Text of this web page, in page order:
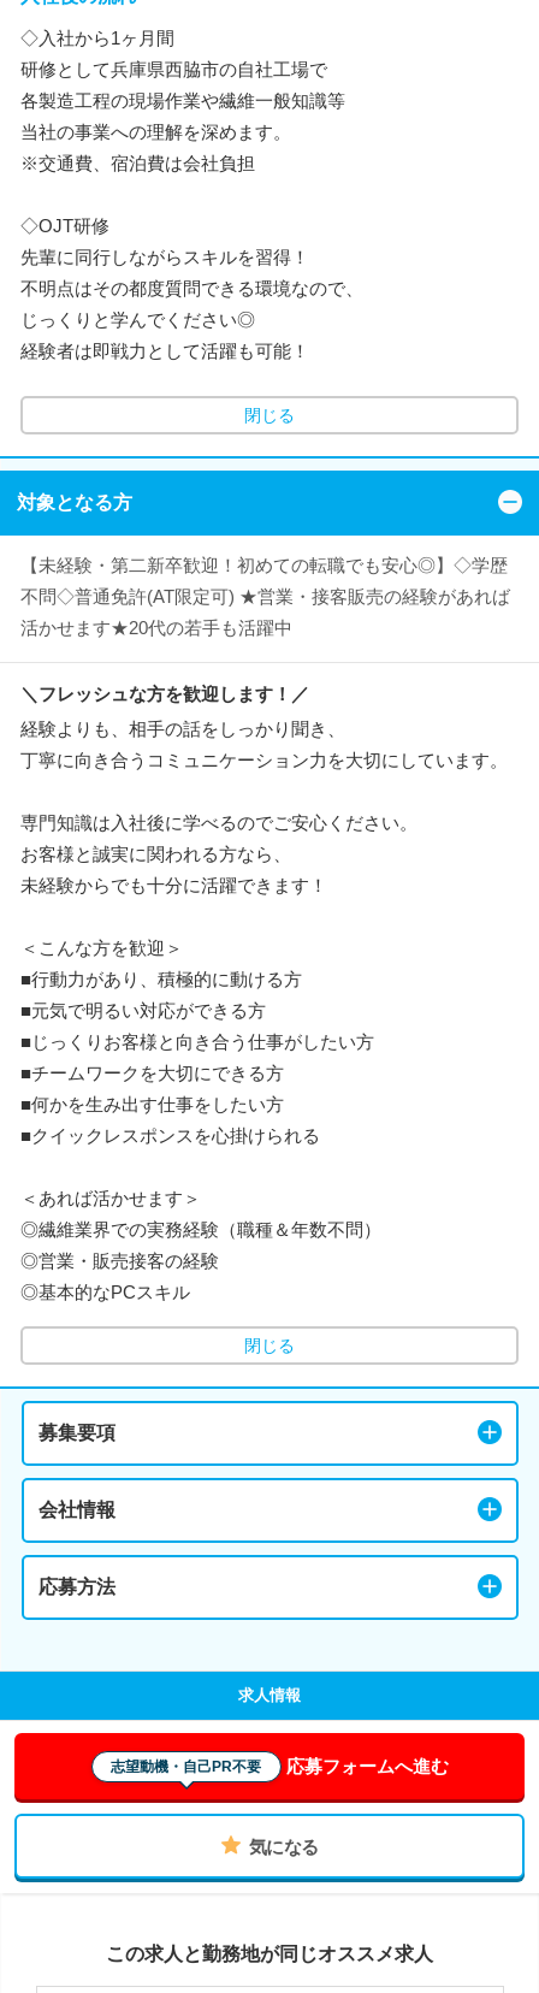
◇入社から1ヶ月間
研修として兵庫県西脇市の自社工場で
各製造工程の現場作業や繊維一般知識等
当社の事業への理解を深めます。
※交通費、宿泊費は会社負担
◇OJT研修
先輩に同行しながらスキルを習得！
不明点はその都度質問できる環境なので、
じっくりと学んでください◎
経験者は即戦力として活躍も可能！
閉じる
対象となる方
【未経験・第二新卒歓迎！初めての転職でも安心◎】◇学歴
不問◇普通免許(AT限定可) ★営業・接客販売の経験があれば
活かせます★20代の若手も活躍中
＼フレッシュな方を歓迎します！／
経験よりも、相手の話をしっかり聞き、
丁寧に向き合うコミュニケーション力を大切にしています。
専門知識は入社後に学べるのでご安心ください。
お客様と誠実に関われる方なら、
未経験からでも十分に活躍できます！
＜こんな方を歓迎＞
■行動力があり、積極的に動ける方
■元気で明るい対応ができる方
■じっくりお客様と向き合う仕事がしたい方
■チームワークを大切にできる方
■何かを生み出す仕事をしたい方
■クイックレスポンスを心掛けられる
＜あれば活かせます＞
◎繊維業界での実務経験（職種＆年数不問）
◎営業・販売接客の経験
◎基本的なPCスキル
閉じる
募集要項
会社情報
応募方法
求人情報
志望動機・自己PR不要 応募フォームへ進む
気になる
この求人と勤務地が同じオススメ求人